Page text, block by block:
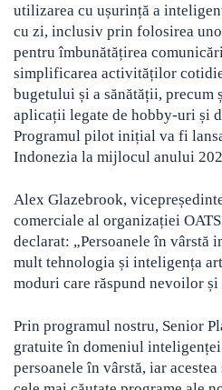
utilizarea cu ușurință a
cu zi, inclusiv prin folosirea
pentru îmbunătățirea
simplificarea activităților
bugetului și a sănătății, precum
aplicații legate de hobby-uri și
Programul pilot inițial va fi
Indonezia la mijlocul anului
Alex Glazebrook,
comerciale al organizației
declarat: „Persoanele în vârstă
mult tehnologia și inteligența
moduri care răspund nevoilor
Prin programul nostru, Senior
gratuite în domeniul
persoanele în vârstă, iar